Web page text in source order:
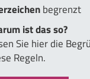
begrenzt
ist das so?
Sie hier die
Regeln.